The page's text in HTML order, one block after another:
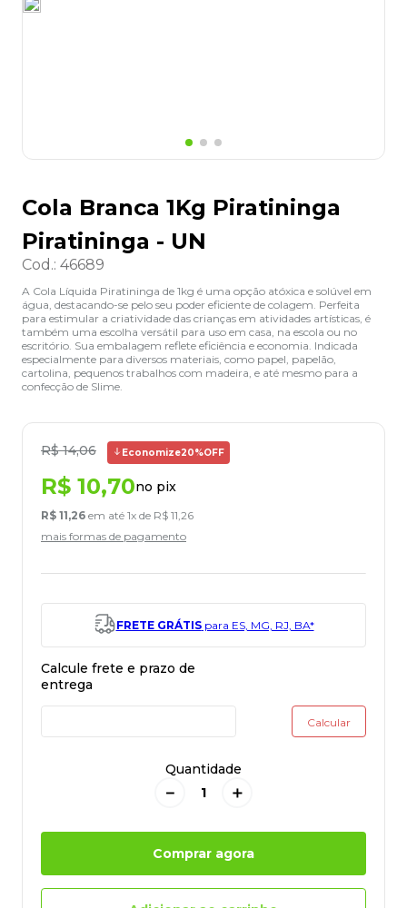
Cola Branca 1Kg Piratininga
Piratininga - UN
Cod.: 46689
A Cola Líquida Piratininga de 1kg é uma opção atóxica e solúvel em
água, destacando-se pelo seu poder eficiente de colagem. Perfeita
para estimular a criatividade das crianças em atividades artísticas, é
também uma escolha versátil para uso em casa, na escola ou no
escritório. Sua embalagem reflete eficiência e economia. Indicada
especialmente para diversos materiais, como papel, papelão,
cartolina, pequenos trabalhos com madeira, e até mesmo para a
confecção de Slime.
R$ 14,06 Economize20%OFF
R$ 10,70no pix
R$ 11,26 em até 1x de R$ 11,26
mais formas de pagamento
FRETE GRÁTISpara ES, MG, RJ, BA*
Quantidade
＋
－
Comprar agora
8